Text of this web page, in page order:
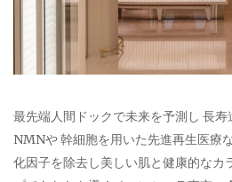
最先端人間ドックで未来を予測し 長寿
NMNや 幹細胞を用いた先進再生医療
化因子を除去し美しい肌と健康的なカ